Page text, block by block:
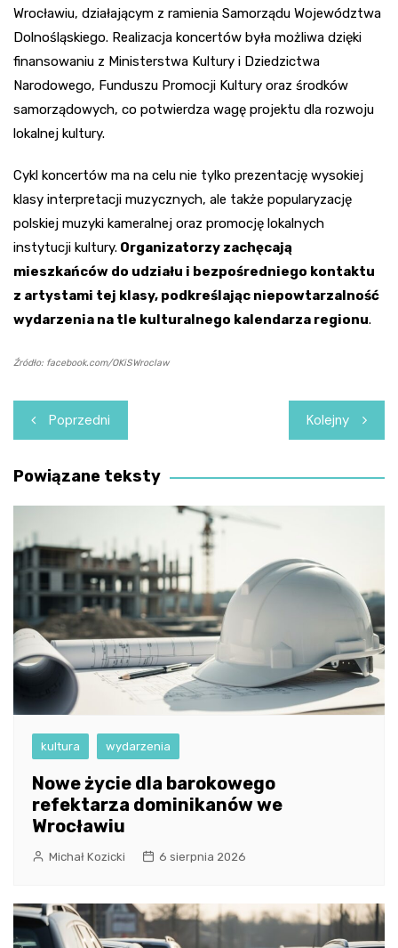
Wrocławiu, działającym z ramienia Samorządu Województwa
Dolnośląskiego. Realizacja koncertów była możliwa dzięki
finansowaniu z Ministerstwa Kultury i Dziedzictwa
Narodowego, Funduszu Promocji Kultury oraz środków
samorządowych, co potwierdza wagę projektu dla rozwoju
lokalnej kultury.
Cykl koncertów ma na celu nie tylko prezentację wysokiej
klasy interpretacji muzycznych, ale także popularyzację
polskiej muzyki kameralnej oraz promocję lokalnych
instytucji kultury. Organizatorzy zachęcają
mieszkańców do udziału i bezpośredniego kontaktu
z artystami tej klasy, podkreślając niepowtarzalność
wydarzenia na tle kulturalnego kalendarza regionu.
Źródło: facebook.com/OKiSWroclaw
Nawigacja
wpisu
Poprzedni Kolejny
Powiązane teksty
kultura wydarzenia
Nowe życie dla barokowego
refektarza dominikanów we
Wrocławiu
Michał Kozicki 6 sierpnia 2026